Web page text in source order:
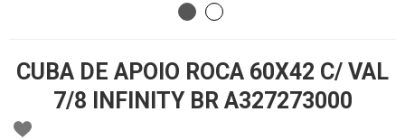
CUBA DE APOIO ROCA 60X42 C/ VAL
7/8 INFINITY BR A327273000